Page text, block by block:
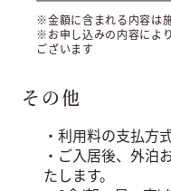
※金額に含まれる内容は
※お申し込みの内容によ
ございます
その他
・利用料の支払方
・ご入居後、外泊
たします。